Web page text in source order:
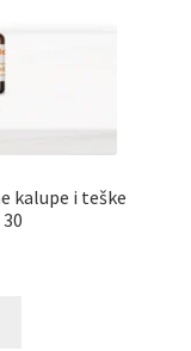
kalupe i teške